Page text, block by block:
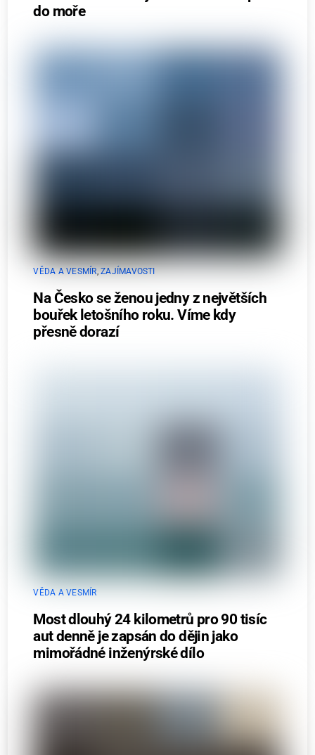
do moře
VĚDA A VESMÍR,ZAJÍMAVOSTI
Na Česko se ženou jedny z největších
bouřek letošního roku. Víme kdy
přesně dorazí
VĚDA A VESMÍR
Most dlouhý 24 kilometrů pro 90 tisíc
aut denně je zapsán do dějin jako
mimořádné inženýrské dílo